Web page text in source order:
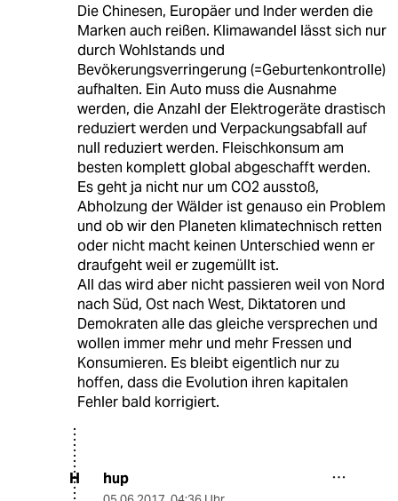
Die Chinesen, Europäer und Inder werden die
Marken auch reißen. Klimawandel lässt sich nur
durch Wohlstands und
Bevökerungsverringerung (=Geburtenkontrolle)
aufhalten. Ein Auto muss die Ausnahme
werden, die Anzahl der Elektrogeräte drastisch
reduziert werden und Verpackungsabfall auf
null reduziert werden. Fleischkonsum am
besten komplett global abgeschafft werden.
Es geht ja nicht nur um CO2 ausstoß,
Abholzung der Wälder ist genauso ein Problem
und ob wir den Planeten klimatechnisch retten
oder nicht macht keinen Unterschied wenn er
draufgeht weil er zugemüllt ist.
All das wird aber nicht passieren weil von Nord
nach Süd, Ost nach West, Diktatoren und
Demokraten alle das gleiche versprechen und
wollen immer mehr und mehr Fressen und
Konsumieren. Es bleibt eigentlich nur zu
hoffen, dass die Evolution ihren kapitalen
Fehler bald korrigiert.
H hup